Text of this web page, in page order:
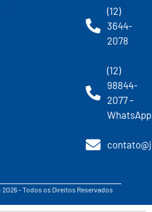
(12)
3644-
2078
(12)
98844-
2077 -
WhatsApp
- Todos os Direitos Reservados